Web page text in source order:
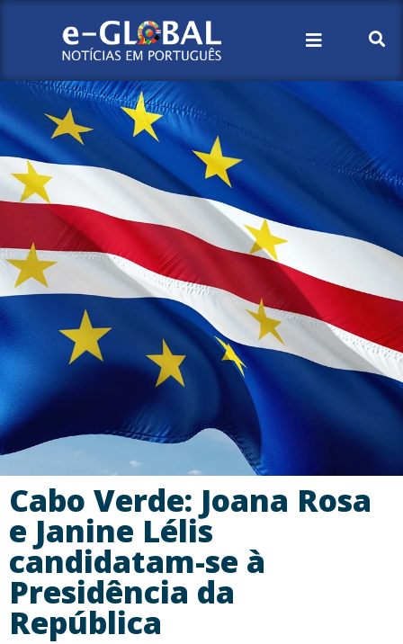
Cabo Verde: Joana Rosa
e Janine Lélis
candidatam-se à
Presidência da
República